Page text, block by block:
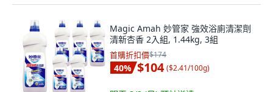
Magic Amah 妙管家 強效浴廁清潔劑
清新杏香 2入組, 1.44kg, 3組
首購折扣價$174
40% $104 ($2.41/100g)